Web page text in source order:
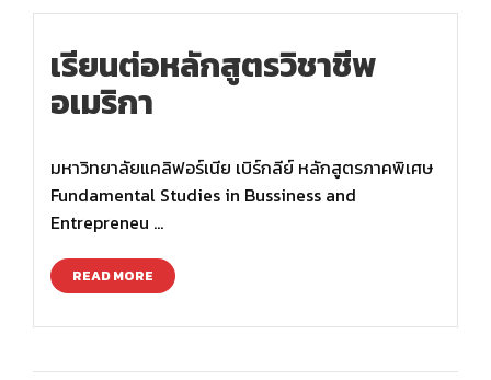
เรียนต่อหลักสูตรวิชาชีพ
อเมริกา
มหาวิทยาลัยแคลิฟอร์เนีย เบิร์กลีย์ หลักสูตรภาคพิเศษ
Fundamental Studies in Bussiness and
Entrepreneu …
READ MORE